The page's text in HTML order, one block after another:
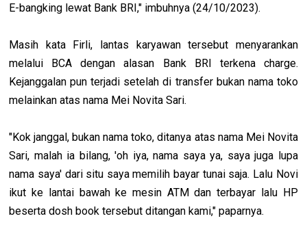
E-bangking lewat Bank BRI," imbuhnya (24/10/2023).
Masih kata Firli, lantas karyawan tersebut menyarankan
melalui BCA dengan alasan Bank BRI terkena charge.
Kejanggalan pun terjadi setelah di transfer bukan nama toko
melainkan atas nama Mei Novita Sari.
"Kok janggal, bukan nama toko, ditanya atas nama Mei Novita
Sari, malah ia bilang, 'oh iya, nama saya ya, saya juga lupa
nama saya' dari situ saya memilih bayar tunai saja. Lalu Novi
ikut ke lantai bawah ke mesin ATM dan terbayar lalu HP
beserta dosh book tersebut ditangan kami," paparnya.